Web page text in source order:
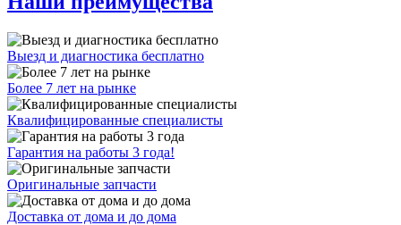
Выезд и диагностика бесплатно
Более 7 лет на рынке
Квалифицированные специалисты
Гарантия на работы 3 года!
Оригинальные запчасти
Доставка от дома и до дома